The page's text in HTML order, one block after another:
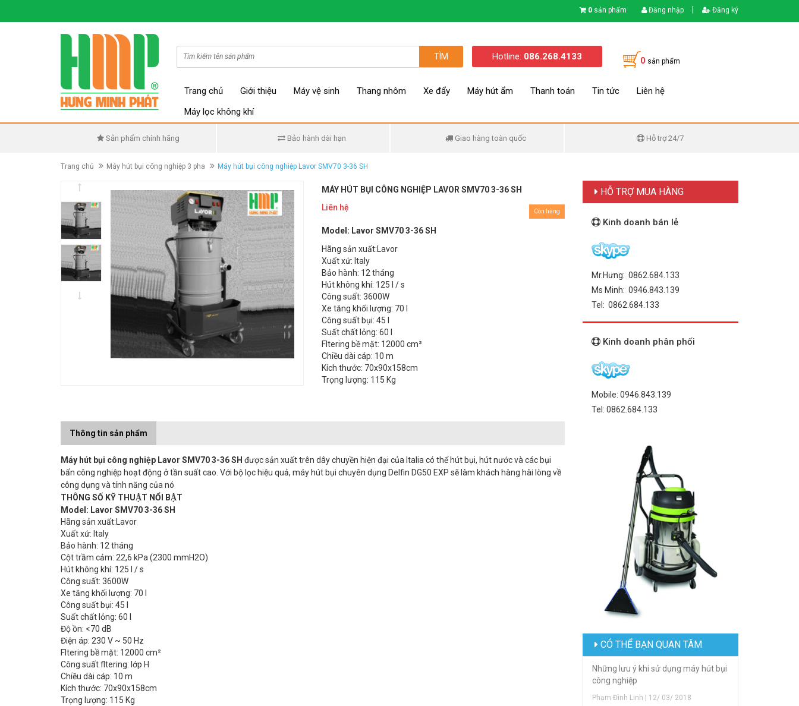
0 sản phẩm Đăng nhập Đăng ký
TÌM Hotline: 086.268.4133 0 sản phẩm
Trang chủ Giới thiệu Máy vệ sinh Thang nhôm Xe đẩy Máy hút ẩm Thanh toán Tin tức
Liên hệ
Máy lọc không khí
Sản phẩm chính hãng Bảo hành dài hạn Giao hàng toàn quốc Hỗ trợ 24/7
Trang chủ Máy hút bụi công nghiệp 3 pha Máy hút bụi công nghiệp Lavor SMV70 3-36 SH
MÁY HÚT BỤI CÔNG NGHIỆP LAVOR SMV70 3-36 SH
Liên hệ
Còn hàng
Model: Lavor SMV70 3-36 SH
Hãng sản xuất:Lavor
Xuất xứ: Italy
Bảo hành: 12 tháng
Hút không khí: 125 l / s
Công suất: 3600W
Xe tăng khối lượng: 70 l
Công suất bụi: 45 l
Suất chất lỏng: 60 l
Fltering bề mặt: 12000 cm²
Chiều dài cáp: 10 m
Kích thước: 70x90x158cm
Trọng lượng: 115 Kg
Thông tin sản phẩm
Máy hút bụi công nghiệp Lavor SMV70 3-36 SH được sản xuất trên dây chuyền hiện đại của Italia có thể hút bụi, hút nước và các bụi
bẩn công nghiệp hoạt động ở tần suất cao. Với bộ lọc hiệu quả, máy hút bụi chuyên dụng Delfin DG50 EXP sẽ làm khách hàng hài lòng về
công dụng và tính năng của nó
THÔNG SỐ KỸ THUẬT NỔI BẬT
Model: Lavor SMV70 3-36 SH
Hãng sản xuất:Lavor
Xuất xứ: Italy
Bảo hành: 12 tháng
Cột trầm cảm: 22,6 kPa (2300 mmH2O)
Hút không khí: 125 l / s
Công suất: 3600W
Xe tăng khối lượng: 70 l
Công suất bụi: 45 l
Suất chất lỏng: 60 l
Độ ồn: <70 dB
Điện áp: 230 V ~ 50 Hz
Fltering bề mặt: 12000 cm²
Công suất fltering: lớp H
Chiều dài cáp: 10 m
Kích thước: 70x90x158cm
Trọng lượng: 115 Kg
HỖ TRỢ MUA HÀNG
Kinh doanh bán lẻ
Mr.Hưng: 0862.684.133
Ms Minh: 0946.843.139
Tel: 0862.684.133
Kinh doanh phân phối
Mobile: 0946.843.139
Tel: 0862.684.133
CÓ THỂ BẠN QUAN TÂM
Những lưu ý khi sử dụng máy hút bụi
công nghiệp
Phạm Đình Linh | 12/ 03/ 2018